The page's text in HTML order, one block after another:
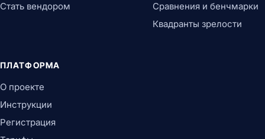
Стать вендором
Сравнения и бенчмарки
Квадранты зрелости
ПЛАТФОРМА
О проекте
Инструкции
Регистрация